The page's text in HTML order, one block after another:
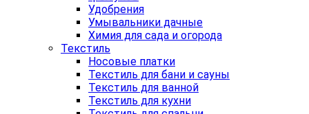
Удобрения
Умывальники дачные
Химия для сада и огорода
Текстиль
Носовые платки
Текстиль для бани и сауны
Текстиль для ванной
Текстиль для кухни